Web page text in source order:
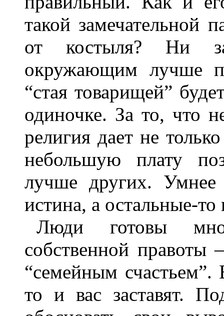
такой замечательной
от костыля? Ни
окружающим лучше
“стая товарищей”
одиночке. За то, что
религия дает не
небольшую плату
лучше других.
истина, а остальные-то
Люди готовы
собственной правоты
“семейным счастьем”.
то и вас заставят.